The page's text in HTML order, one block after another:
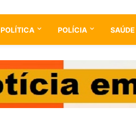
POLÍTICA POLÍCIA SAÚDE